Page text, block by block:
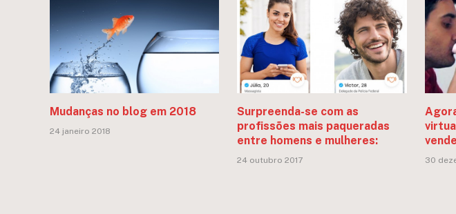
Mudanças no blog em 2018
24 janeiro 2018
Surpreenda-se com as
profissões mais paqueradas
entre homens e mulheres:
24 outubro 2017 30